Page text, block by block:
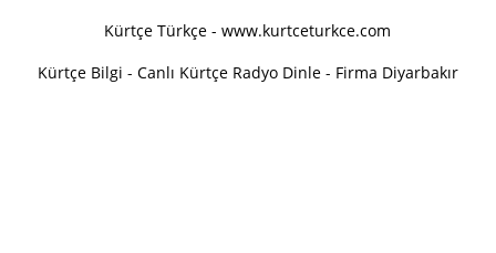
Kürtçe Türkçe - www.kurtceturkce.com
Kürtçe Bilgi - Canlı Kürtçe Radyo Dinle - Firma Diyarbakır